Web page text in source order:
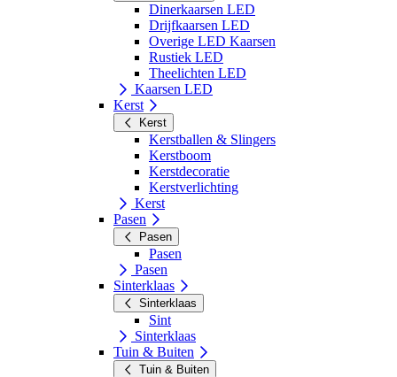
Dinerkaarsen LED
Drijfkaarsen LED
Overige LED Kaarsen
Rustiek LED
Theelichten LED
Kaarsen LED
Kerst
Kerst
Kerstballen & Slingers
Kerstboom
Kerstdecoratie
Kerstverlichting
Kerst
Pasen
Pasen
Pasen
Pasen
Sinterklaas
Sinterklaas
Sint
Sinterklaas
Tuin & Buiten
Tuin & Buiten